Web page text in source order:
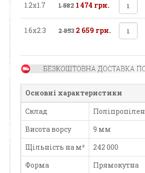
1.2х1.7 1 582 1 474 грн.
1.6х2.3 2 853 2 659 грн.
Основні характеристики
Склад
Поліпропілен
Висота ворсу
9 мм
Щільність на м²
242 000
Форма
Прямокутна